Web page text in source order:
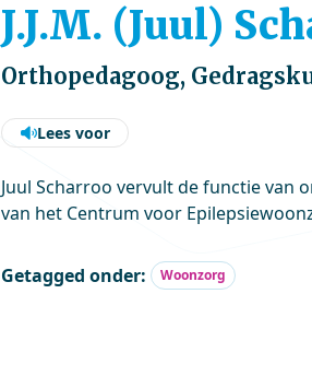
J.J.M. (Juul)
Orthopedagoog,
Lees voor
Juul Scharroo vervult de functie van
van het Centrum voor
Getagged onder: Woonzorg